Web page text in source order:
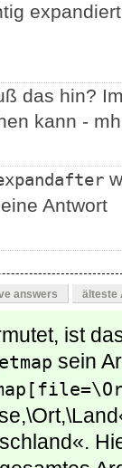
das hin?
kann -
Antwort
answers älteste
ist
sein